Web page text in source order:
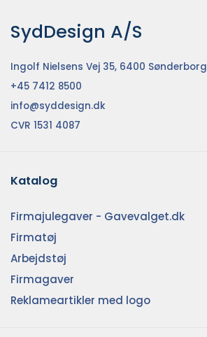
SydDesign A/S
Ingolf Nielsens Vej 35, 6400 Sønderborg
+45 7412 8500
info@syddesign.dk
CVR 1531 4087
Katalog
Firmajulegaver - Gavevalget.dk
Firmatøj
Arbejdstøj
Firmagaver
Reklameartikler med logo